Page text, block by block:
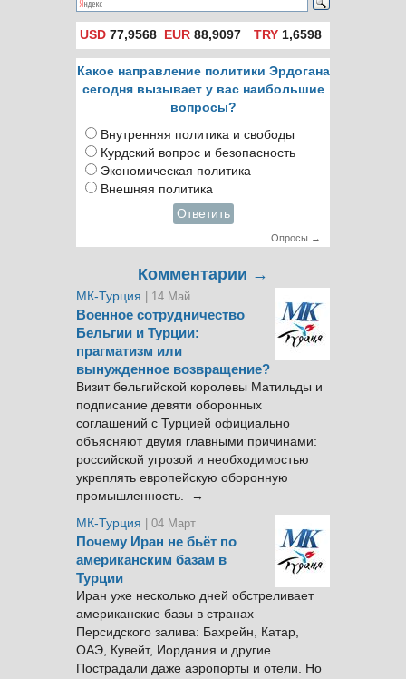
USD 77,9568 EUR 88,9097 TRY1,6598
Какое направление политики Эрдогана
сегодня вызывает у вас наибольшие
вопросы?
Внутренняя политика и свободы
Курдский вопрос и безопасность
Экономическая политика
Внешняя политика
Ответить
Опросы →
Комментарии →
МК-Турция | 14 Май
Военное сотрудничество
Бельгии и Турции:
прагматизм или
вынужденное возвращение?
Визит бельгийской королевы Матильды и
подписание девяти оборонных
соглашений с Турцией официально
объясняют двумя главными причинами:
российской угрозой и необходимостью
укреплять европейскую оборонную
промышленность. →
МК-Турция
| 04 Март
Почему Иран не бьёт по
американским базам в
Турции
Иран уже несколько дней обстреливает
американские базы в странах
Персидского залива: Бахрейн, Катар,
ОАЭ, Кувейт, Иордания и другие.
Пострадали даже аэропорты и отели. Но